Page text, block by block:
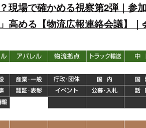
現場で確かめる視察第2弾｜参
高める【物流広報連絡会議】｜